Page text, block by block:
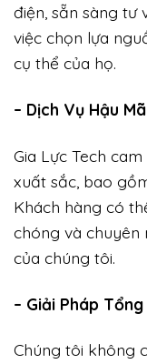
điện, sẵn sàng
việc chọn lựa
cụ thể của họ.
– Dịch Vụ Hậu
Gia Lực Tech
xuất sắc, bao
Khách hàng có
chóng và chuyên
của chúng tôi.
– Giải Pháp Tổng
Chúng tôi không